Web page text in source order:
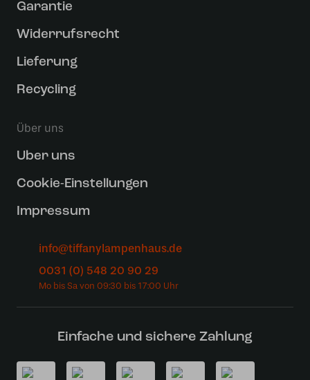
Garantie
Widerrufsrecht
Lieferung
Recycling
Über uns
Uber uns
Cookie-Einstellungen
Impressum
info@tiffanylampenhaus.de
0031 (0) 548 20 90 29
Einfache und sichere Zahlung